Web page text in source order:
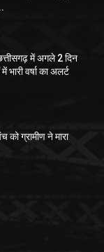
में अगले 2 दिन
भारी वर्षा का अलर्ट
को ग्रामीण ने मारा